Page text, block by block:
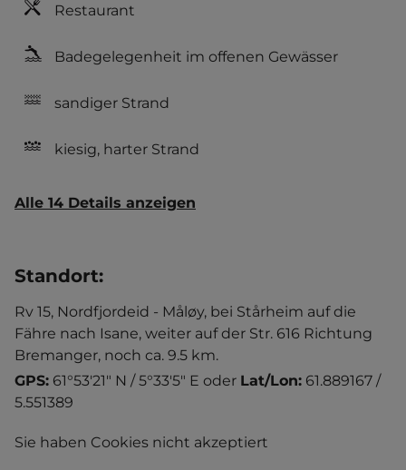
Restaurant
Badegelegenheit im offenen Gewässer
sandiger Strand
kiesig, harter Strand
Alle 14 Details anzeigen
Standort:
Rv 15, Nordfjordeid - Måløy, bei Stårheim auf die
Fähre nach Isane, weiter auf der Str. 616 Richtung
Bremanger, noch ca. 9.5 km.
GPS: 61°53'21" N / 5°33'5" E oder Lat/Lon: 61.889167 /
5.551389
Sie haben Cookies nicht akzeptiert